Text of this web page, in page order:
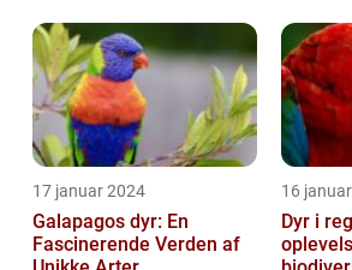
17 januar 2024
Galapagos dyr: En
Fascinerende Verden af
16
Dyr i